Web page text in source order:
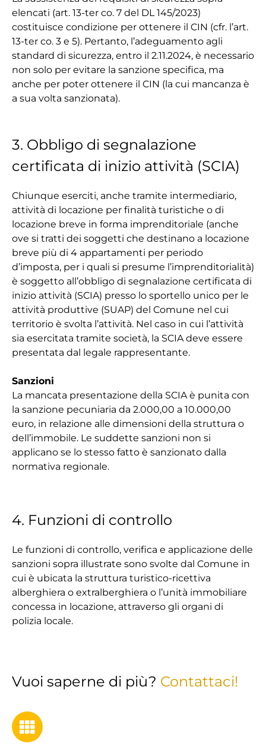
elencati (art. 13-ter co. 7 del DL 145/2023)
costituisce condizione per ottenere il CIN (cfr. l’art.
13-ter co. 3 e 5). Pertanto, l’adeguamento agli
standard di sicurezza, entro il 2.11.2024, è necessario
non solo per evitare la sanzione specifica, ma
anche per poter ottenere il CIN (la cui mancanza è
a sua volta sanzionata).
3. Obbligo di segnalazione
certificata di inizio attività (SCIA)
Chiunque eserciti, anche tramite intermediario,
attività di locazione per finalità turistiche o di
locazione breve in forma imprenditoriale (anche
ove si tratti dei soggetti che destinano a locazione
breve più di 4 appartamenti per periodo
d’imposta, per i quali si presume l’imprenditorialità)
è soggetto all’obbligo di segnalazione certificata di
inizio attività (SCIA) presso lo sportello unico per le
attività produttive (SUAP) del Comune nel cui
territorio è svolta l’attività. Nel caso in cui l’attività
sia esercitata tramite società, la SCIA deve essere
presentata dal legale rappresentante.
Sanzioni
La mancata presentazione della SCIA è punita con
la sanzione pecuniaria da 2.000,00 a 10.000,00
euro, in relazione alle dimensioni della struttura o
dell’immobile. Le suddette sanzioni non si
applicano se lo stesso fatto è sanzionato dalla
normativa regionale.
4. Funzioni di controllo
Le funzioni di controllo, verifica e applicazione delle
sanzioni sopra illustrate sono svolte dal Comune in
cui è ubicata la struttura turistico-ricettiva
alberghiera o extralberghiera o l’unità immobiliare
concessa in locazione, attraverso gli organi di
polizia locale.
Vuoi saperne di più? Contattaci!